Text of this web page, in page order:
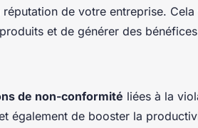
de votre entreprise. Cela
et de générer des
de non-conformité liées à la
également de booster la